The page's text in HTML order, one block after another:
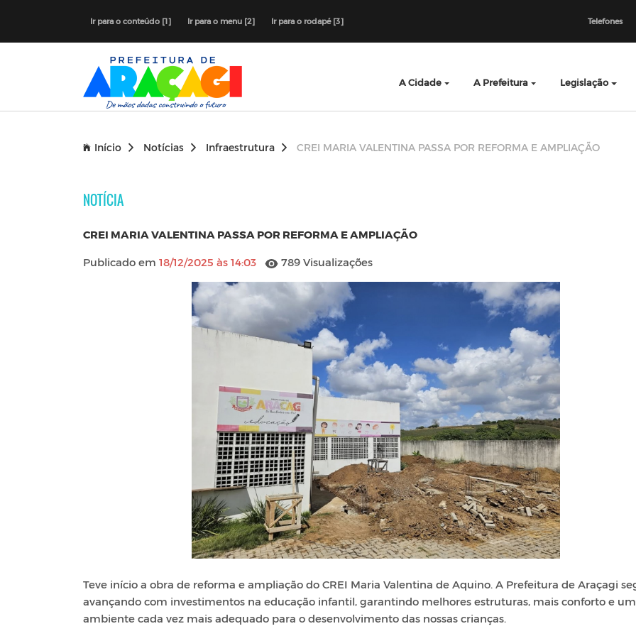
Ir para o conteúdo [1] Ir para o menu [2] Ir para o rodapé [3] Telefones
A Cidade A Prefeitura Legislação
Início Notícias Infraestrutura CREI MARIA VALENTINA PASSA POR REFORMA E AMPLIAÇÃO
NOTÍCIA
CREI MARIA VALENTINA PASSA POR REFORMA E AMPLIAÇÃO
Publicado em 18/12/2025 às 14:03 789 Visualizações
Teve início a obra de reforma e ampliação do CREI Maria Valentina de Aquino. A Prefeitura de Araçagi
avançando com investimentos na educação infantil, garantindo melhores estruturas, mais conforto e um
ambiente cada vez mais adequado para o desenvolvimento das nossas crianças.